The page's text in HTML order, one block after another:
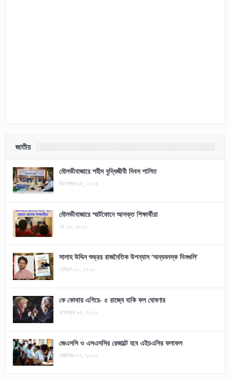
জাতীয়
মৌলভীবাজারে শহীদ বুদ্ধিজীবী দিবস পালিত
ডিসেম্বর ১৪, ২০২৪
মৌলভীবাজারে স্মার্টফোনে আসক্ত শিক্ষার্থীরা
মে ২৯, ২০২১
সালাহ উদ্দিন শুভ্রর রাজনৈতিক উপন্যাস ‘অন্যমনস্ক দিনগুলি’
এপ্রিল ১০, ২০২১
কে কোথায় এগিয়ে- ৫ রাজ্যে বাকি ফল ঘোষণার
নভেম্বর ০৫, ২০২০
জেএসসি ও এসএসসির রেজাল্টে হবে এইচএসির ফলাফল
অক্টোবর ০৭, ২০২০